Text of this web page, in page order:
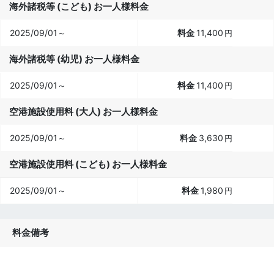
海外諸税等 (こども) お一人様料金
2025/09/01～ 11,400 円
海外諸税等 (幼児) お一人様料金
2025/09/01～ 11,400 円
空港施設使用料 (大人) お一人様料金
2025/09/01～ 3,630 円
空港施設使用料 (こども) お一人様料金
2025/09/01～ 1,980 円
料金備考